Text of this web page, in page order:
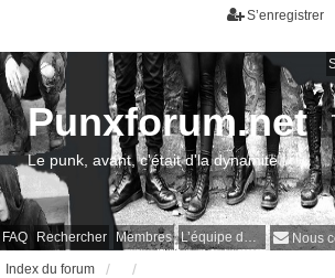
S’enregistrer
FAQ Rechercher Membres L’équipe du forum Nous
Punxforum.net
Le punk, avant, c'était d'la dynamite !
Index du forum